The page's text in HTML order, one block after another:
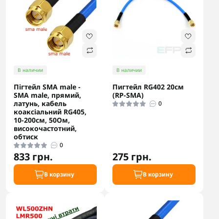
В наличии
Пігтейл SMA male -
SMA male, прямий,
латунь, кабель
коаксіальний RG405,
10-200см, 50Ом,
високочастотний,
обтиск
0
833 грн.
В корзину
В наличии
Пигтейл RG402 20см
(RP-SMA)
0
275 грн.
В корзину